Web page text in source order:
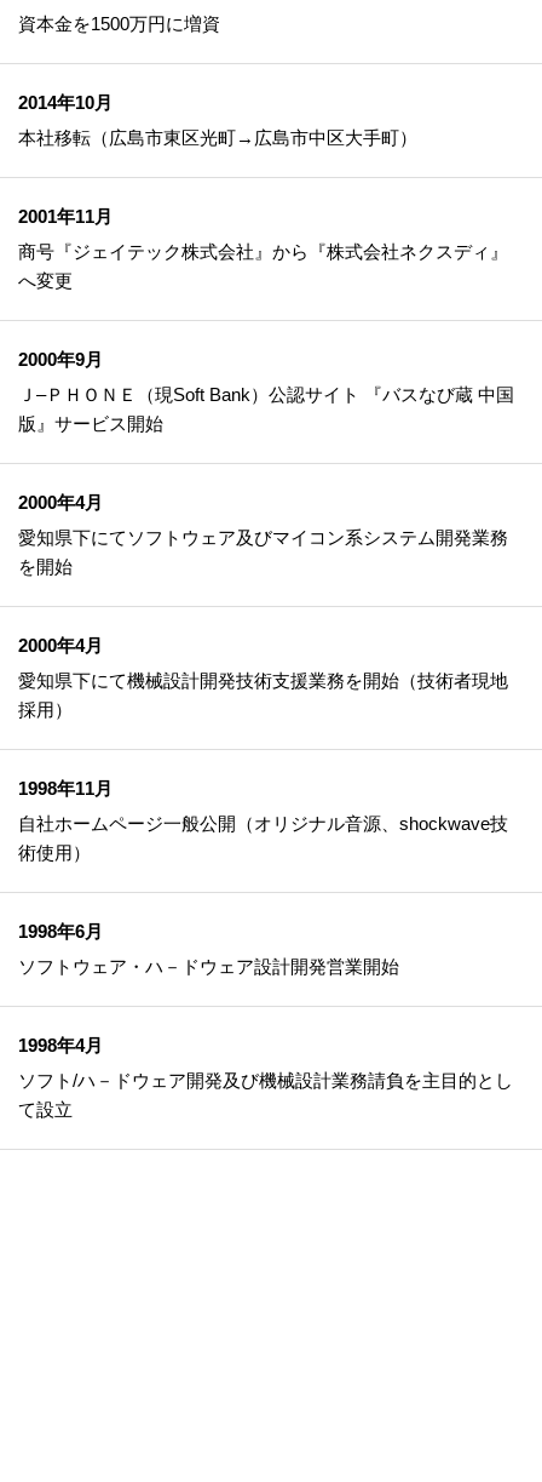
資本金を1500万円に増資
2014年10月
本社移転（広島市東区光町→広島市中区大手町）
2001年11月
商号『ジェイテック株式会社』から『株式会社ネクスディ』
へ変更
2000年9月
Ｊ‒ＰＨＯＮＥ（現Soft Bank）公認サイト 『バスなび蔵 中国
版』サービス開始
2000年4月
愛知県下にてソフトウェア及びマイコン系システム開発業務
を開始
2000年4月
愛知県下にて機械設計開発技術支援業務を開始（技術者現地
採用）
1998年11月
自社ホームページ一般公開（オリジナル音源、shockwave技
術使用）
1998年6月
ソフトウェア・ハ－ドウェア設計開発営業開始
1998年4月
ソフト/ハ－ドウェア開発及び機械設計業務請負を主目的とし
て設立